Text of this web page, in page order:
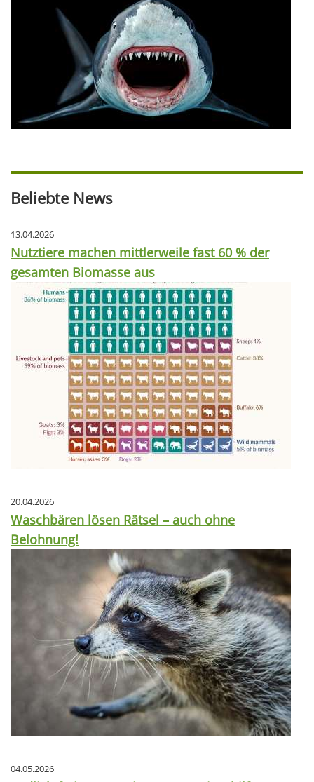
Beliebte News
13.04.2026
Nutztiere machen mittlerweile fast 60 % der
gesamten Biomasse aus
20.04.2026
Waschbären lösen Rätsel – auch ohne
Belohnung!
04.05.2026